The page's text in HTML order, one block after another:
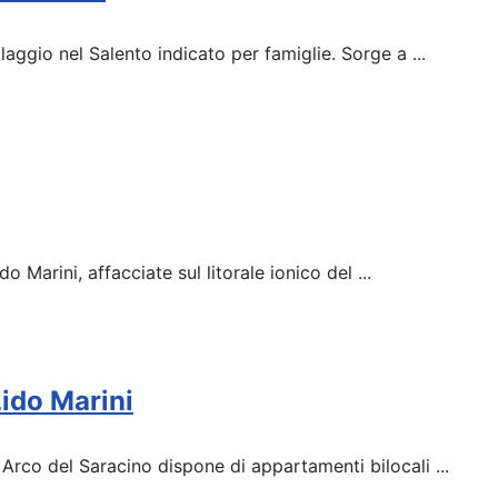
nel Salento indicato per famiglie. Sorge a ...
Marini, affacciate sul litorale ionico del ...
Marini
del Saracino dispone di appartamenti bilocali ...